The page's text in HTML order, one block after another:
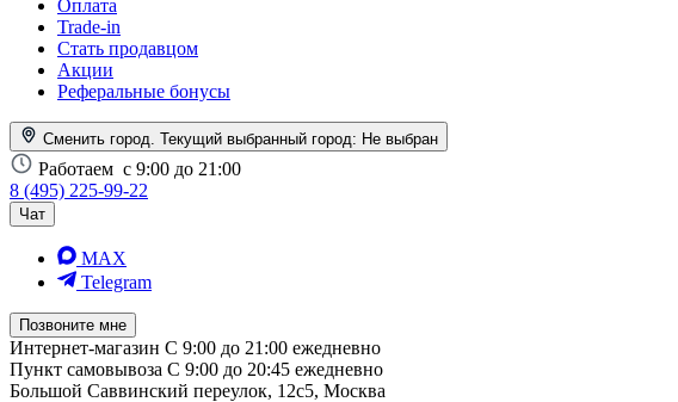
Оплата
Trade-in
Стать продавцом
Акции
Реферальные бонусы
Сменить город. Текущий выбранный город: Не выбран
Работаем с 9:00 до 21:00
8 (495) 225-99-22
Чат
MAX
Telegram
Позвоните мне
Интернет-магазин С 9:00 до 21:00 ежедневно
Пункт самовывоза С 9:00 до 20:45 ежедневно
Большой Саввинский переулок, 12с5, Москва